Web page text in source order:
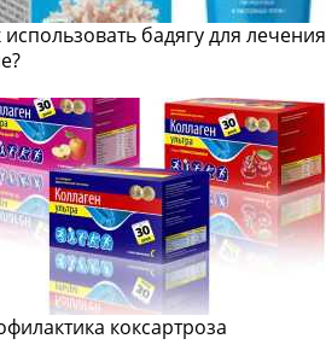
использовать бадягу для лечения
коксартроза